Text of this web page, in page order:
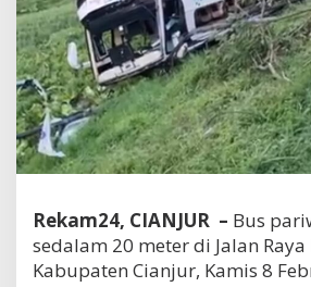
Rekam24, CIANJUR – Bus
sedalam 20 meter di Jalan Raya
Kabupaten Cianjur, Kamis 8